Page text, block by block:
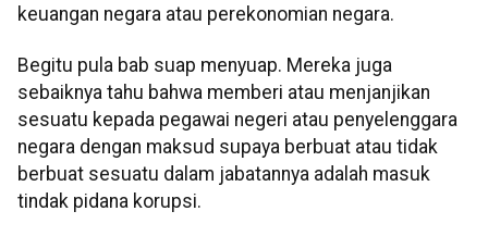
keuangan negara atau perekonomian negara.
Begitu pula bab suap menyuap. Mereka juga
sebaiknya tahu bahwa memberi atau menjanjikan
sesuatu kepada pegawai negeri atau penyelenggara
negara dengan maksud supaya berbuat atau tidak
berbuat sesuatu dalam jabatannya adalah masuk
tindak pidana korupsi.